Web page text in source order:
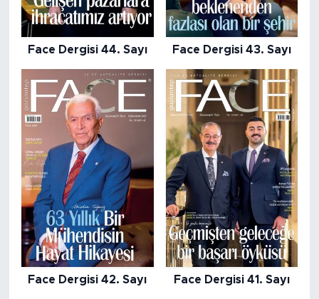
Face Dergisi 44. Sayı Face Dergisi 43. Sayı
Face Dergisi 42. Sayı Face Dergisi 41. Sayı